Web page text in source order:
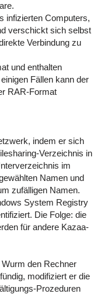
infizierten Computers,
verschickt sich selbst
Verbind­ung zu
und enthalten
Fällen kann der
RAR-Format
indem er sich
Verzeichnis in
im
Namen und
zufälligen Namen.
System Registry
Die Folge: die
für andere Kazaa-
den Rechner
modifiziert er die
Prozeduren